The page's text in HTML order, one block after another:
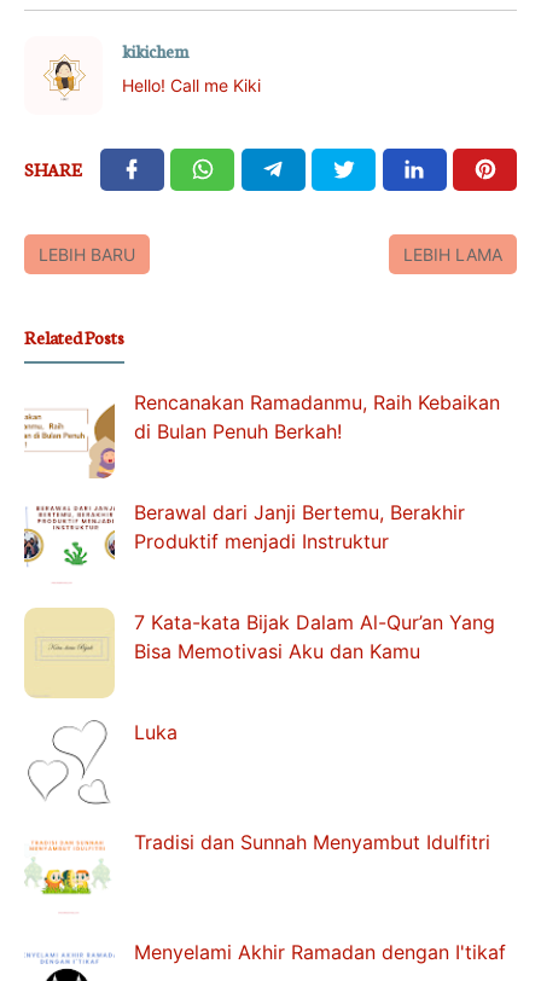
kikichem
Hello! Call me Kiki
SHARE
LEBIH BARU LEBIH LAMA
Related Posts
Rencanakan Ramadanmu, Raih Kebaikan
di Bulan Penuh Berkah!
Berawal dari Janji Bertemu, Berakhir
Produktif menjadi Instruktur
7 Kata-kata Bijak Dalam Al-Qur’an Yang
Bisa Memotivasi Aku dan Kamu
Luka
Tradisi dan Sunnah Menyambut Idulfitri
Menyelami Akhir Ramadan dengan I'tikaf